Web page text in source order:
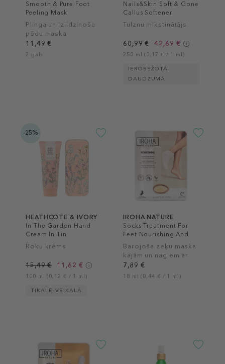
Smooth & Pure Foot
Peeling Mask
Plinga un izlīdzinoša
pēdu maska
11,49 €
2 gab.
Nails&Skin Soft & Gone
Callus Softener
Tulznu mīkstinātājs
60,99 € 42,69 €
250 ml (0,17 € / 1 ml)
IEROBEŽOTĀ
DAUDZUMĀ
-25%
HEATHCOTE & IVORY
In The Garden Hand
Cream In Tin
Roku krēms
15,49 € 11,62 €
100 ml (0,12 € / 1 ml)
TIKAI E-VEIKALĀ
IROHA NATURE
Socks Treatment For
Feet Nourishing And
Argan
Barojoša zeķu maska
kājām un nagiem ar
aragāna eļļu
7,89 €
18 ml (0,44 € / 1 ml)